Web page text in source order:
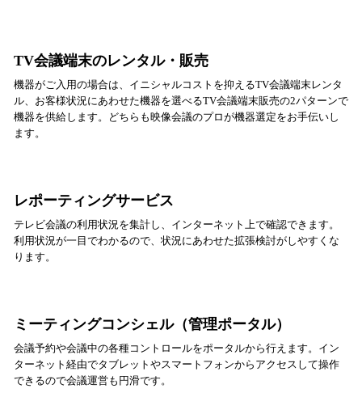
TV会議端末のレンタル・販売
機器がご入用の場合は、イニシャルコストを抑えるTV会議端末レンタ
ル、お客様状況にあわせた機器を選べるTV会議端末販売の2パターンで
機器を供給します。どちらも映像会議のプロが機器選定をお手伝いし
ます。
レポーティングサービス
テレビ会議の利用状況を集計し、インターネット上で確認できます。
利用状況が一目でわかるので、状況にあわせた拡張検討がしやすくな
ります。
ミーティングコンシェル（管理ポータル）
会議予約や会議中の各種コントロールをポータルから行えます。イン
ターネット経由でタブレットやスマートフォンからアクセスして操作
できるので会議運営も円滑です。